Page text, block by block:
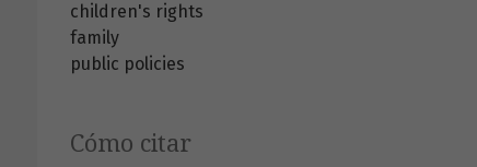
children's rights
family
public policies
Cómo citar